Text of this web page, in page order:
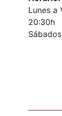
Lunes a
20:30h